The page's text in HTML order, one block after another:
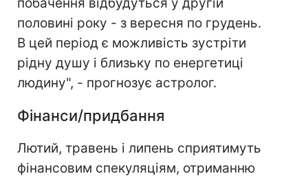
побачення відбудуться у другій
половині року - з вересня по грудень.
В цей період є можливість зустріти
рідну душу і близьку по енергетиці
людину", - прогнозує астролог.
Фінанси/придбання
Лютий, травень і липень сприятимуть
фінансовим спекуляціям, отриманню